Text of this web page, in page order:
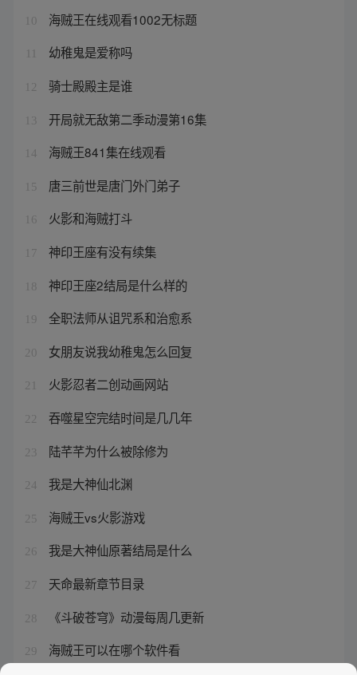
10 海贼王在线观看1002无标题
幼稚鬼是爱称吗
12 骑士殿殿主是谁
13 开局就无敌第二季动漫第16集
14 海贼王841集在线观看
15 唐三前世是唐门外门弟子
16 火影和海贼打斗
17 神印王座有没有续集
18 神印王座2结局是什么样的
19 全职法师从诅咒系和治愈系
20 女朋友说我幼稚鬼怎么回复
21 火影忍者二创动画网站
22 吞噬星空完结时间是几几年
23 陆芊芊为什么被除修为
24 我是大神仙北渊
25 海贼王vs火影游戏
26 我是大神仙原著结局是什么
27 天命最新章节目录
28 《斗破苍穹》动漫每周几更新
29
海贼王可以在哪个软件看